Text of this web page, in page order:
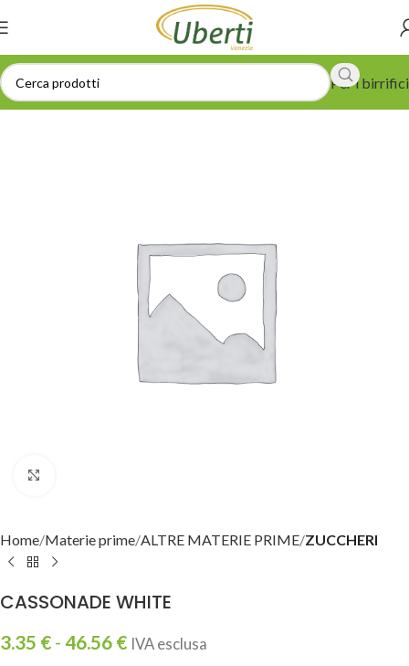
Per i birrifici
Home Materie prime ALTRE MATERIE PRIME ZUCCHERI
CASSONADE WHITE
3.35 € - 46.56 € IVA esclusa